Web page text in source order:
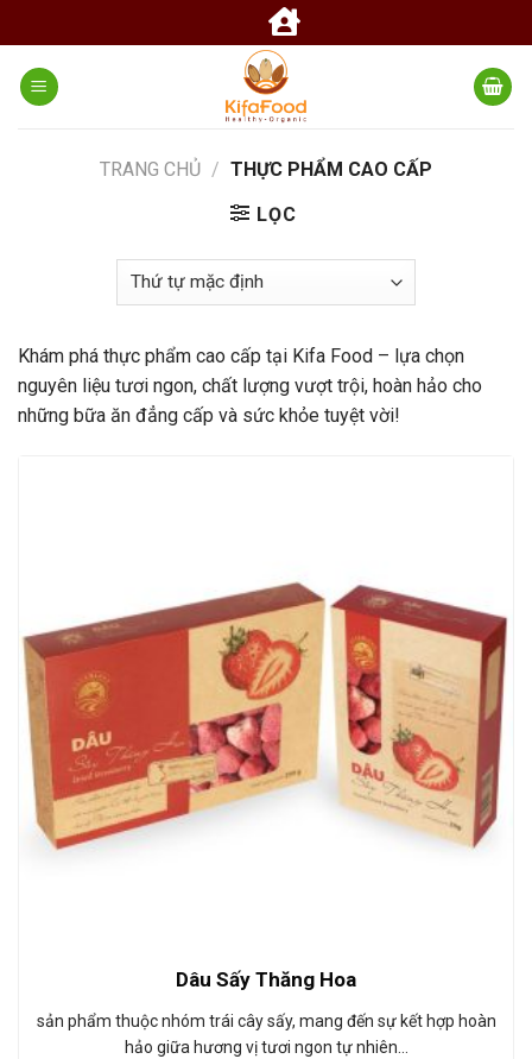
to
content
TRANG CHỦ / THỰC PHẨM CAO CẤP
LỌC
Khám phá thực phẩm cao cấp tại Kifa Food – lựa chọn
nguyên liệu tươi ngon, chất lượng vượt trội, hoàn hảo cho
những bữa ăn đẳng cấp và sức khỏe tuyệt vời!
Dâu Sấy Thăng Hoa
sản phẩm thuộc nhóm trái cây sấy, mang đến sự kết hợp hoàn
hảo giữa hương vị tươi ngon tự nhiên…